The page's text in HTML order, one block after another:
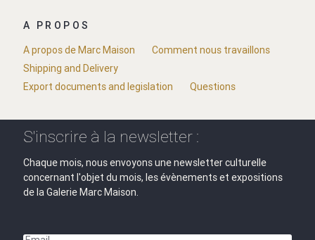
A PROPOS
A propos de Marc Maison
Comment nous travaillons
Shipping and Delivery
Export documents and legislation
Questions
S'inscrire à la newsletter :
Chaque mois, nous envoyons une newsletter culturelle
concernant l'objet du mois, les évènements et expositions
de la Galerie Marc Maison.